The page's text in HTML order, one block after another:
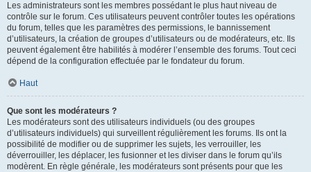
Les administrateurs sont les membres possédant le plus haut niveau de
contrôle sur le forum. Ces utilisateurs peuvent contrôler toutes les opérations
du forum, telles que les paramètres des permissions, le bannissement
d’utilisateurs, la création de groupes d’utilisateurs ou de modérateurs, etc. Ils
peuvent également être habilités à modérer l’ensemble des forums. Tout ceci
dépend de la configuration effectuée par le fondateur du forum.
Haut
Que sont les modérateurs ?
Les modérateurs sont des utilisateurs individuels (ou des groupes
d’utilisateurs individuels) qui surveillent régulièrement les forums. Ils ont la
possibilité de modifier ou de supprimer les sujets, les verrouiller, les
déverrouiller, les déplacer, les fusionner et les diviser dans le forum qu’ils
modèrent. En règle générale, les modérateurs sont présents pour que les